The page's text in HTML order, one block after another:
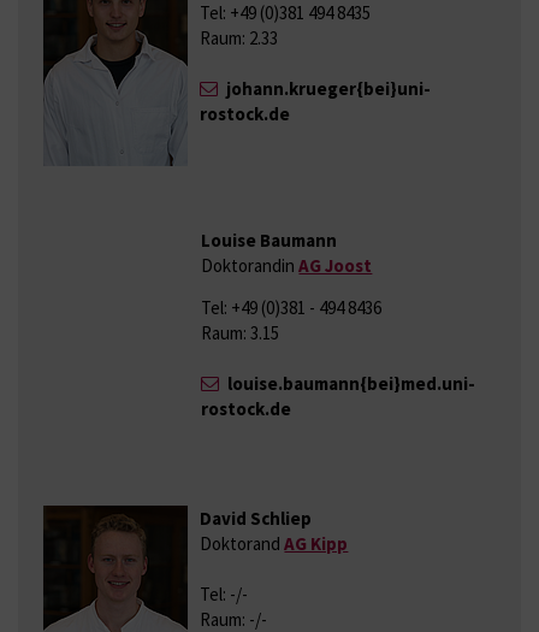
Tel: +49 (0)381 494 8435
Raum: 2.33
johann.krueger{bei}uni-
rostock.de
Louise Baumann
DoktorandinAG Joost
Tel: +49 (0)381 - 494 8436
Raum: 3.15
louise.baumann{bei}med.uni-
rostock.de
David Schliep
DoktorandAG Kipp
Tel: -/-
Raum: -/-